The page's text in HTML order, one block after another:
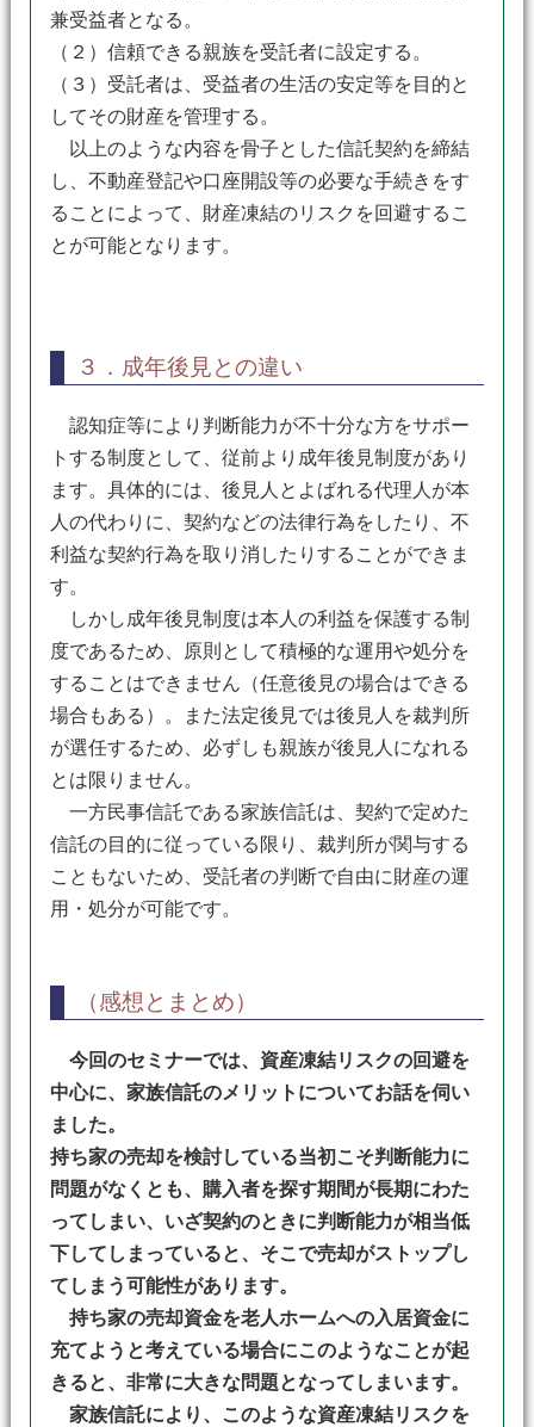
兼受益者となる。
（２）信頼できる親族を受託者に設定する。
（３）受託者は、受益者の生活の安定等を目的と
してその財産を管理する。
以上のような内容を骨子とした信託契約を締結
し、不動産登記や口座開設等の必要な手続きをす
ることによって、財産凍結のリスクを回避するこ
とが可能となります。
３．成年後見との違い
認知症等により判断能力が不十分な方をサポー
トする制度として、従前より成年後見制度があり
ます。具体的には、後見人とよばれる代理人が本
人の代わりに、契約などの法律行為をしたり、不
利益な契約行為を取り消したりすることができま
す。
しかし成年後見制度は本人の利益を保護する制
度であるため、原則として積極的な運用や処分を
することはできません（任意後見の場合はできる
場合もある）。また法定後見では後見人を裁判所
が選任するため、必ずしも親族が後見人になれる
とは限りません。
一方民事信託である家族信託は、契約で定めた
信託の目的に従っている限り、裁判所が関与する
こともないため、受託者の判断で自由に財産の運
用・処分が可能です。
（感想とまとめ）
今回のセミナーでは、資産凍結リスクの回避を
中心に、家族信託のメリットについてお話を伺い
ました。
持ち家の売却を検討している当初こそ判断能力に
問題がなくとも、購入者を探す期間が長期にわた
ってしまい、いざ契約のときに判断能力が相当低
下してしまっていると、そこで売却がストップし
てしまう可能性があります。
持ち家の売却資金を老人ホームへの入居資金に
充てようと考えている場合にこのようなことが起
きると、非常に大きな問題となってしまいます。
家族信託により、このような資産凍結リスクを